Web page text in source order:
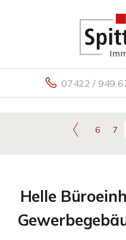
07422 / 949
6 7
Helle